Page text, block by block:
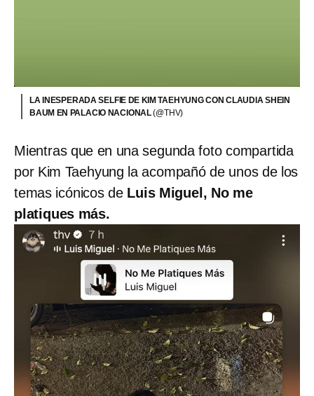
LA INESPERADA SELFIE DE KIM TAEHYUNG CON CLAUDIA SHEIN
BAUM EN PALACIO NACIONAL(@THV)
Mientras que en una segunda foto compartida
por Kim Taehyung la acompañó de unos de los
temas icónicos de Luis Miguel, No me
platiques más.